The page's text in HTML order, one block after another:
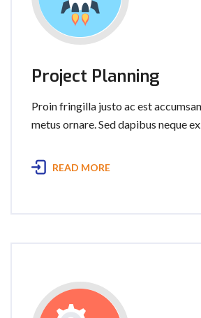
Project Planning
Proin fringilla justo ac est
metus ornare. Sed dapibus neque
READ MORE